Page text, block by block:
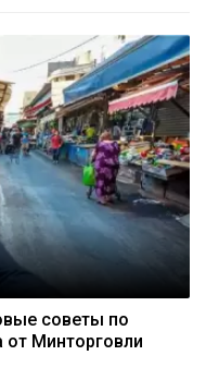
советы по
Минторговли